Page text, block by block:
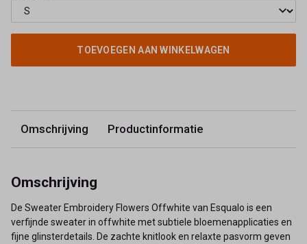
TOEVOEGEN AAN WINKELWAGEN
Omschrijving Productinformatie
Omschrijving
De Sweater Embroidery Flowers Offwhite van Esqualo is een
verfijnde sweater in offwhite met subtiele bloemenapplicaties en
fijne glinsterdetails. De zachte knitlook en relaxte pasvorm geven